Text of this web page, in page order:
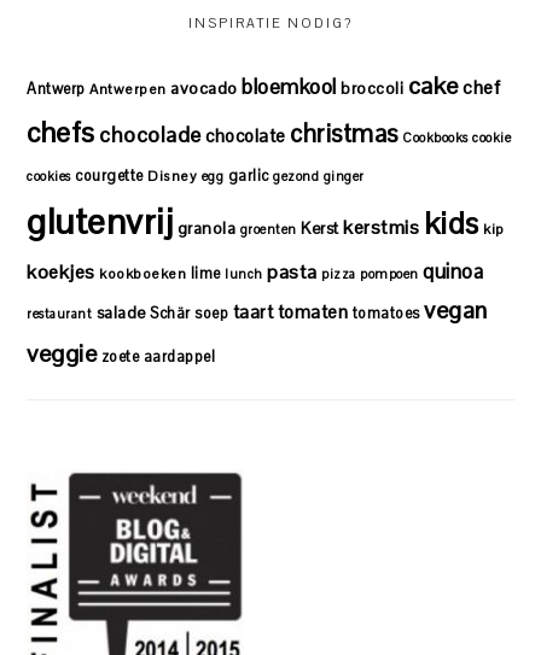
INSPIRATIE NODIG?
Antwerp Antwerpen avocado bloemkool broccoli cakechef
chefs chocoladechocolate christmas Cookbooks cookie
cookies courgette Disney egg garlic gezond ginger
glutenvrij granola groenten Kerst kerstmis kids kip
koekjes kookboeken lime lunch pasta pizza pompoen quinoa
restaurant salade Schär soep taarttomaten tomatoes vegan
veggie zoete aardappel